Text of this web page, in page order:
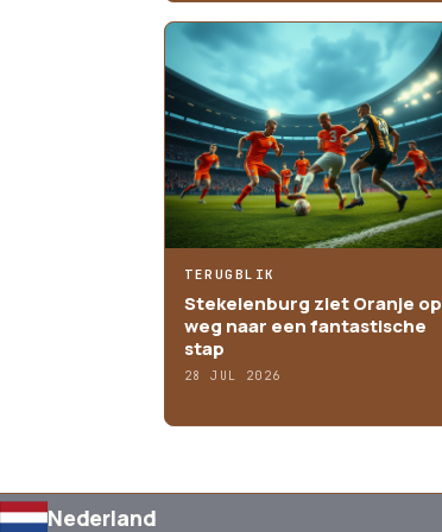
TERUGBLIK
Stekelenburg ziet Oranje op
weg naar een fantastische
stap
28 JUL 2026
Nederland